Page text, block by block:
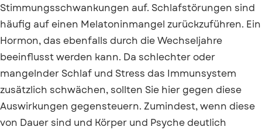
Stimmungsschwankungen auf. Schlafstörungen sind
häufig auf einen Melatoninmangel zurückzuführen. Ein
Hormon, das ebenfalls durch die Wechseljahre
beeinflusst werden kann. Da schlechter oder
mangelnder Schlaf und Stress das Immunsystem
zusätzlich schwächen, sollten Sie hier gegen diese
Auswirkungen gegensteuern. Zumindest, wenn diese
von Dauer sind und Körper und Psyche deutlich